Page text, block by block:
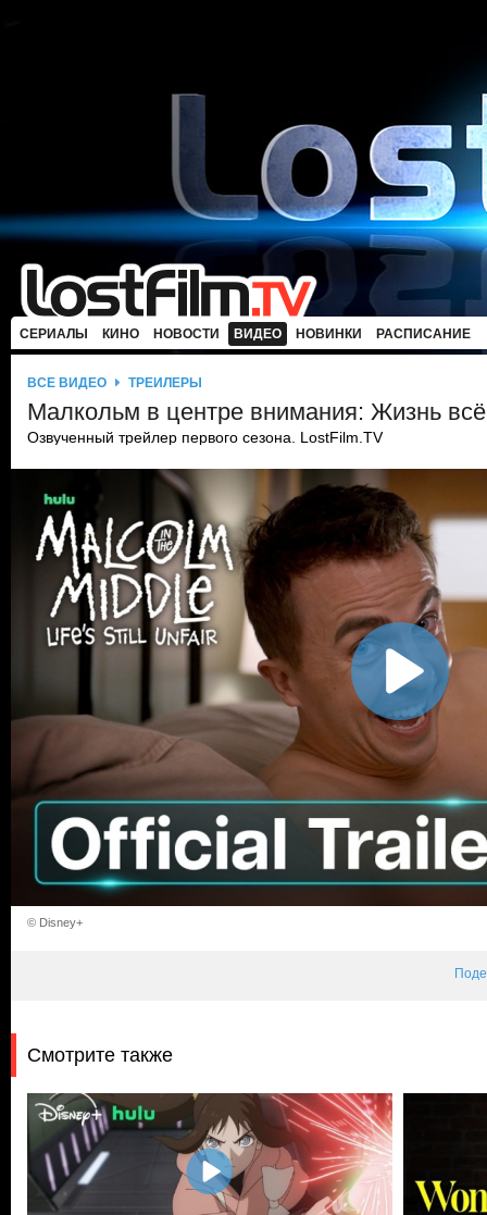
СЕРИАЛЫ КИНО НОВОСТИ ВИДЕО НОВИНКИ РАСПИСАНИЕ
ВСЕ ВИДЕО ТРЕЙЛЕРЫ
Малкольм в центре внимания: Жизнь
Озвученный трейлер первого сезона. LostFilm.TV
© Disney+
Смотрите также